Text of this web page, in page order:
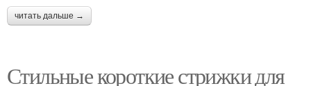
читать дальше →
Стильные короткие стрижки для